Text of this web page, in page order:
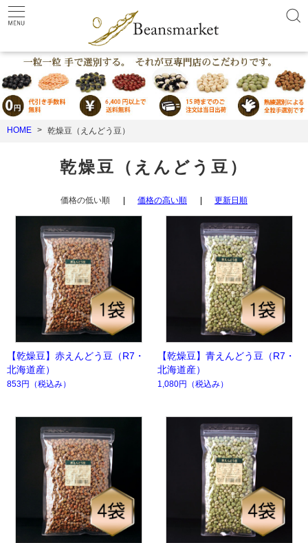
HOME 乾燥豆（えんどう豆）
乾燥豆（えんどう豆）
価格の低い順 価格の高い順 更新日順
【乾燥豆】赤えんどう豆（R7・
北海道産）
853円 （税込み）
【乾燥豆】青えんどう豆（R7・
北海道産）
1,080円 （税込み）